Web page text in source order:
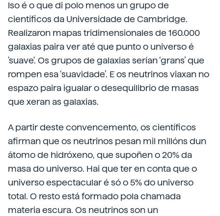
Iso é o que di polo menos un grupo de
científicos da Universidade de Cambridge.
Realizaron mapas tridimensionales de 160.000
galaxias paira ver até que punto o universo é
'suave'. Os grupos de galaxias serían ‘grans’ que
rompen esa ‘suavidade’. E os neutrinos viaxan no
espazo paira igualar o desequilibrio de masas
que xeran as galaxias.
A partir deste convencemento, os científicos
afirman que os neutrinos pesan mil millóns dun
átomo de hidróxeno, que supoñen o 20% da
masa do universo. Hai que ter en conta que o
universo espectacular é só o 5% do universo
total. O resto está formado pola chamada
materia escura. Os neutrinos son un